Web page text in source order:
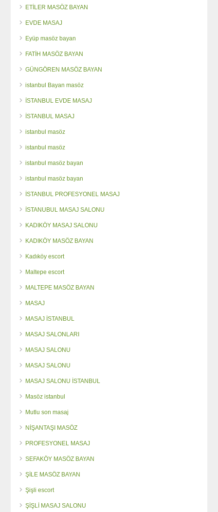
ETİLER MASÖZ BAYAN
EVDE MASAJ
Eyüp masöz bayan
FATİH MASÖZ BAYAN
GÜNGÖREN MASÖZ BAYAN
istanbul Bayan masöz
İSTANBUL EVDE MASAJ
İSTANBUL MASAJ
istanbul masöz
istanbul masöz
istanbul masöz bayan
istanbul masöz bayan
İSTANBUL PROFESYONEL MASAJ
İSTANUBUL MASAJ SALONU
KADIKÖY MASAJ SALONU
KADIKÖY MASÖZ BAYAN
Kadıköy escort
Maltepe escort
MALTEPE MASÖZ BAYAN
MASAJ
MASAJ İSTANBUL
MASAJ SALONLARI
MASAJ SALONU
MASAJ SALONU
MASAJ SALONU İSTANBUL
Masöz istanbul
Mutlu son masaj
NİŞANTAŞI MASÖZ
PROFESYONEL MASAJ
SEFAKÖY MASÖZ BAYAN
ŞİLE MASÖZ BAYAN
Şişli escort
ŞİŞLİ MASAJ SALONU